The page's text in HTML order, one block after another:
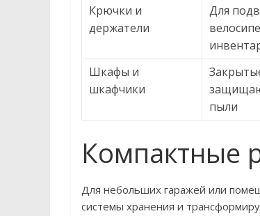
Крючки и
держатели
Для
Шкафы и
шкафчики
пыли
Компактные
Для небольших гаражей или
системы хранения и